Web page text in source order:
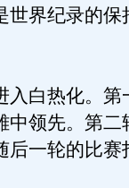
世界纪录的保
白热化。第
中领先。第二
后一轮的比赛